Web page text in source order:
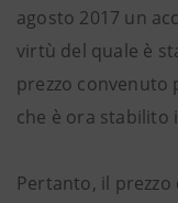
agosto 2017 un
virtù del quale è
prezzo convenuto
che è ora stabilito
Pertanto, il